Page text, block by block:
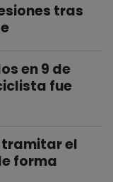
tras
en 9 de
fue
el
forma